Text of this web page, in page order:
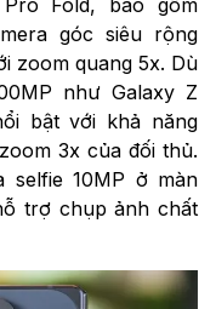
góc siêu rộng
zoom quang 5x. Dù
như Galaxy Z
bật với khả năng
3x của đối thủ.
selfie 10MP ở màn
trợ chụp ảnh chất